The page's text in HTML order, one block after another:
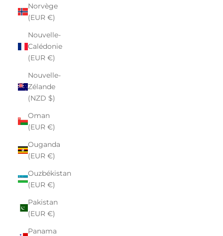
Norvège
(EUR €)
Nouvelle-
Calédonie
(EUR €)
Nouvelle-
Zélande
(NZD $)
Oman
(EUR €)
Ouganda
(EUR €)
Ouzbékistan
(EUR €)
Pakistan
(EUR €)
Panama